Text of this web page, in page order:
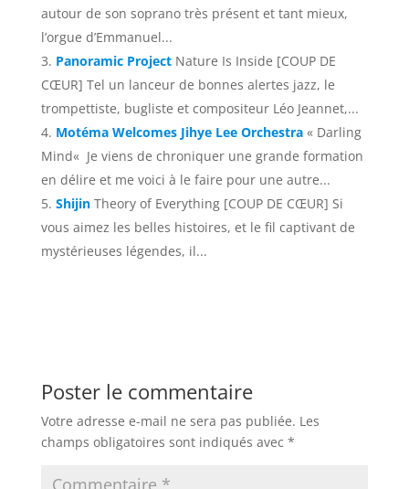
autour de son soprano très présent et tant mieux,
l’orgue d’Emmanuel...
Panoramic Project Nature Is Inside [COUP DE
CŒUR] Tel un lanceur de bonnes alertes jazz, le
trompettiste, bugliste et compositeur Léo Jeannet,...
Motéma Welcomes Jihye Lee Orchestra « Darling
Mind« Je viens de chroniquer une grande formation
en délire et me voici à le faire pour une autre...
Shijin Theory of Everything [COUP DE CŒUR] Si
vous aimez les belles histoires, et le fil captivant de
mystérieuses légendes, il...
Poster le commentaire
Votre adresse e-mail ne sera pas publiée. Les
champs obligatoires sont indiqués avec *